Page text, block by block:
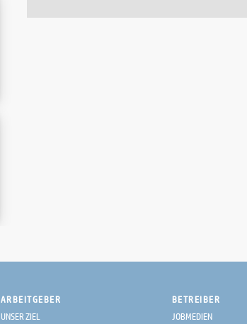
ARBEITGEBER
UNSER ZIEL
BETREIBER
JOBMEDIEN